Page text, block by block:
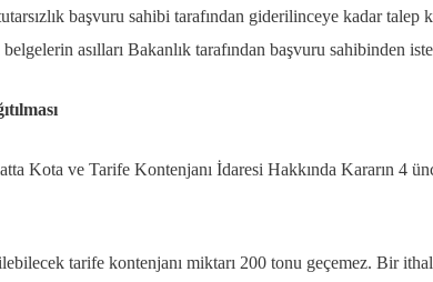
başvuru sahibi tarafından giderilinceye kadar talep
asılları Bakanlık tarafından başvuru sahibinden
Kota ve Tarife Kontenjanı İdaresi Hakkında Kararın 4
tarife kontenjanı miktarı 200 tonu geçemez. Bir